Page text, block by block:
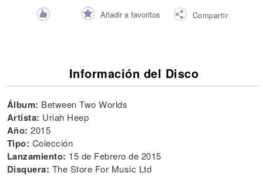
Añadir a favoritos Compartir
Información del Disco
Álbum: Between Two Worlds
Artista: Uriah Heep
Año: 2015
Tipo: Colección
Lanzamiento: 15 de Febrero de 2015
Disquera: The Store For Music Ltd